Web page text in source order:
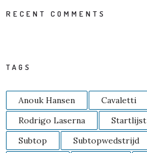
RECENT COMMENTS
TAGS
Anouk Hansen Cavaletti
Rodrigo Laserna
Startlijst
Subtop
Subtopwedstrijd